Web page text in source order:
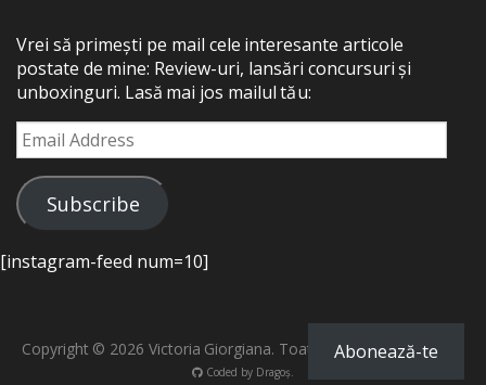
Vrei să primești pe mail cele interesante articole
postate de mine: Review-uri, lansări concursuri și
unboxinguri. Lasă mai jos mailul tău:
Email
Address
Subscribe
[instagram-feed num=10]
Copyright © 2026 Victoria Giorgiana. Toate drepturile rezervate.
Coded by Dragoș.
Abonează-te